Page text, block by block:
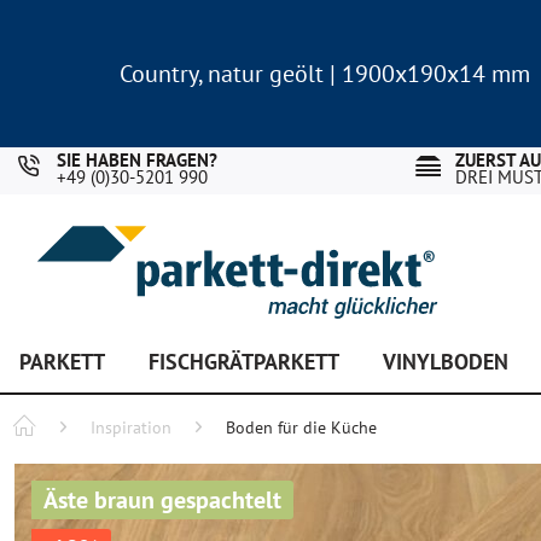
Country, natur geölt | 1900x190x14 mm
SIE HABEN FRAGEN?
+49 (0)30-5201 990
ZUERST
DREI
PARKETT FISCHGRÄTPARKETT VINYLBODEN
Inspiration Boden für die Küche
Äste braun gespachtelt